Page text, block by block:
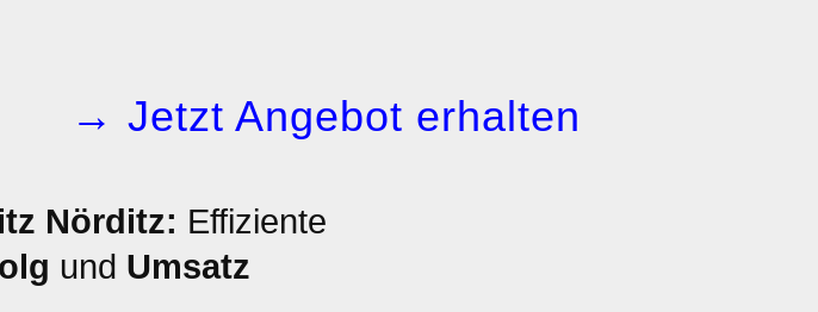
→ Jetzt Angebot erhalten
Nörditz: Effiziente
und Umsatz